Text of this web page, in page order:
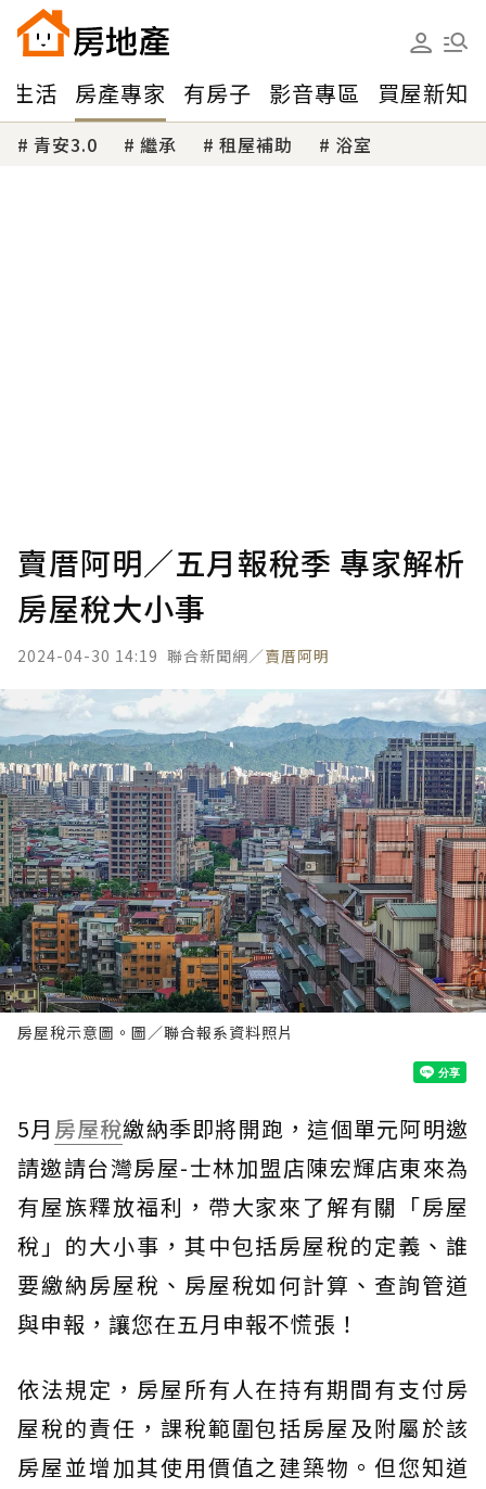
生活 房產專家 有房子 影音專區 買屋新知
青安3.0 繼承 租屋補助 浴室
賣厝阿明／五月報稅季 專家解析
房屋稅大小事
2024-04-30 14:19 聯合新聞網／賣厝阿明
房屋稅示意圖。圖／聯合報系資料照片
5月 房屋稅繳納季即將開跑，這個單元阿明邀
請邀請台灣房屋-士林加盟店陳宏輝店東來為
有屋族釋放福利，帶大家來了解有關「房屋
稅」的大小事，其中包括房屋稅的定義、誰
要繳納房屋稅、房屋稅如何計算、查詢管道
與申報，讓您在五月申報不慌張！
依法規定，房屋所有人在持有期間有支付房
屋稅的責任，課稅範圍包括房屋及附屬於該
房屋並增加其使用價值之建築物。但您知道